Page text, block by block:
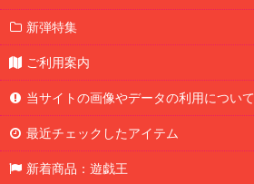
新弾特集
ご利用案内
当サイトの画像やデータの利用について
最近チェックしたアイテム
新着商品：遊戯王